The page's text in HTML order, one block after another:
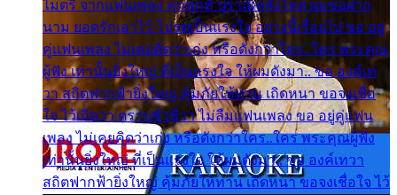
ไมตรี จากแฟนเพลง ทุกทุกที่ ปราณีหลั่งไหล ผมขอฝาก
นาม ยอดรักเอาไว้ โปรดเป็นแรงใจ อย่างนี้เรื่อยไป ขอ อยู่
คู่แฟนเพลง ไม่เคยคิดว่าเก่ง หรือดังกว่าใคร..ใคร พระคุณ
ผู้ฟัง เท่านั้นยิ่งใหญ่ ที่เป็นแรงใจ ให้ผมดังมา.. ขอ องค์เท
วา สถิตฟากฟ้ายิ่งใหญ่ คุ้มภัยให้ท่าน เถิดหนา ขอจงเชื่อ
ใจ ไว้เถิดว่า ตราบชั่วชีวา ไม่ลืมแฟนเพลง ขอ อยู่คู่แฟน
เพลง ไม่เคยคิดว่าเก่ง หรือดังกว่าใคร..ใคร พระคุณผู้ฟัง
เท่านั้นยิ่งใหญ่ ที่เป็นแรงใจ ให้ผมดังมา.. ขอ องค์เทวา
สถิตฟากฟ้ายิ่งใหญ่ คุ้มภัยให้ท่าน เถิดหนา ขอจงเชื่อใจ ไว้